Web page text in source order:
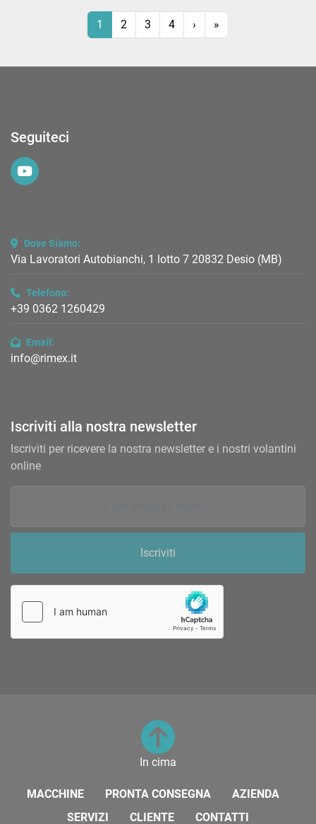
1 2 3 4 › »
Seguiteci
youtube
Dove Siamo:
Via Lavoratori Autobianchi, 1 lotto 7 20832 Desio (MB)
Telefono:
+39 0362 1260429
Email:
info@rimex.it
Iscriviti alla nostra newsletter
Iscriviti per ricevere la nostra newsletter e i nostri volantini
online
Iscriviti
MACCHINE PRONTA CONSEGNA
AZIENDA
SERVIZI
CLIENTE CONTATTI
In cima